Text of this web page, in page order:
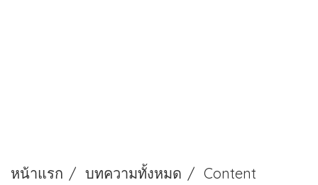
หน้าแรก บทความทั้งหมด
Content